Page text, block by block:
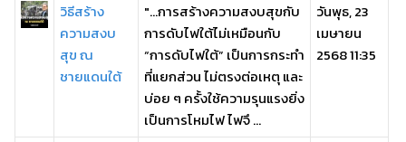
วิธีสร้าง
ความสงบ
สุข ณ
ชายแดนใต้
"...การสร้างความสงบสุขกับ
การดับไฟใต้ไม่เหมือนกับ
“การดับไฟใต้” เป็นการกระทำ
ที่แยกส่วน ไม่ตรงต่อเหตุ และ
บ่อย ๆ ครั้งใช้ความรุนแรงยิ่ง
เป็นการโหมไฟ ไฟจึ ...
วันพุธ, 23
เมษายน
2568 11:35